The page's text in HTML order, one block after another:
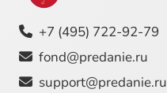
+7 (495) 722-92-79
fond@predanie.ru
support@predanie.ru